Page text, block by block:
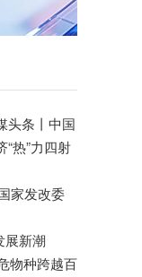
头条丨 中国
“热”力四射
家发改委
展新潮
物种跨越百